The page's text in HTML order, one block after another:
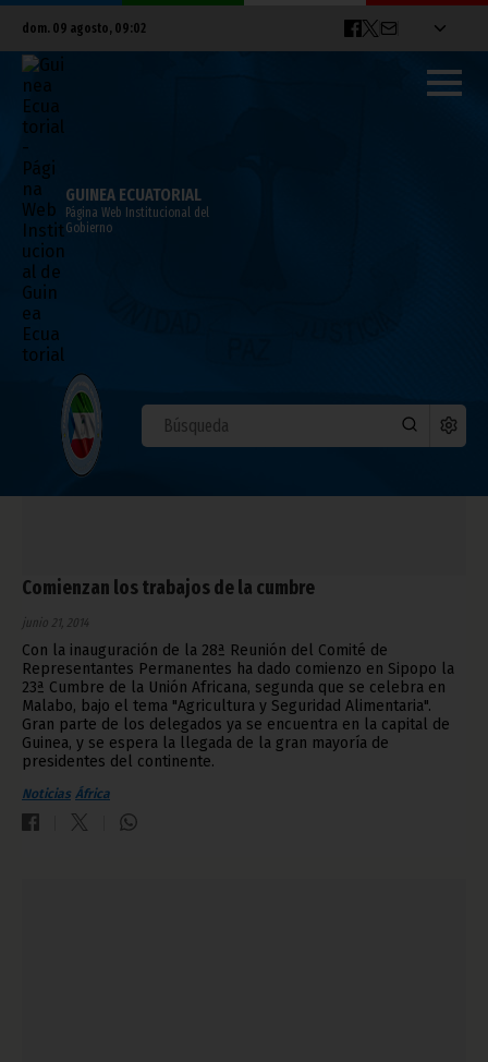
dom. 09 agosto, 09:02
GUINEA ECUATORIAL
Página Web Institucional del
Gobierno
ÁFRICA
Comienzan los trabajos de la cumbre
junio 21, 2014
Con la inauguración de la 28ª Reunión del Comité de
Representantes Permanentes ha dado comienzo en Sipopo la
23ª Cumbre de la Unión Africana, segunda que se celebra en
Malabo, bajo el tema "Agricultura y Seguridad Alimentaria".
Gran parte de los delegados ya se encuentra en la capital de
Guinea, y se espera la llegada de la gran mayoría de
presidentes del continente.
Noticias África